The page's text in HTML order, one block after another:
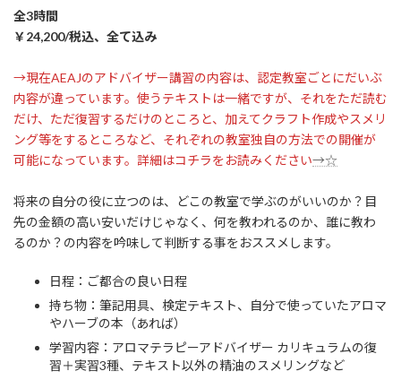
全3時間
￥24,200/税込、全て込み
→現在AEAJのアドバイザー講習の内容は、認定教室ごとにだいぶ
内容が違っています。使うテキストは一緒ですが、それをただ読む
だけ、ただ復習するだけのところと、加えてクラフト作成やスメリ
ング等をするところなど、それぞれの教室独自の方法での開催が
可能になっています。詳細はコチラをお読みください→☆
将来の自分の役に立つのは、どこの教室で学ぶのがいいのか？目
先の金額の高い安いだけじゃなく、何を教われるのか、誰に教わ
るのか？の内容を吟味して判断する事をおススメします。
日程：ご都合の良い日程
持ち物：筆記用具、検定テキスト、自分で使っていたアロマ
やハーブの本（あれば）
学習内容：アロマテラピーアドバイザー カリキュラムの復
習＋実習3種、テキスト以外の精油のスメリングなど